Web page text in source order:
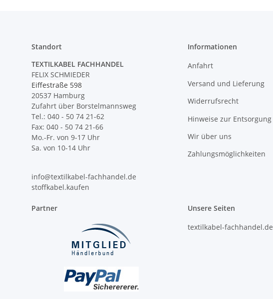
Standort
TEXTILKABEL FACHHANDEL
FELIX SCHMIEDER
Eiffestraße 598
20537 Hamburg
Zufahrt über Borstelmannsweg
Tel.: 040 - 50 74 21-62
Fax: 040 - 50 74 21-66
Mo.-Fr. von 9-17 Uhr
Sa. von 10-14 Uhr
info@textilkabel-fachhandel.de
stoffkabel.kaufen
Informationen
Anfahrt
Versand und Lieferung
Widerrufsrecht
Hinweise zur Entsorgung
Wir über uns
Zahlungsmöglichkeiten
Partner Unsere Seiten
textilkabel-fachhandel.de